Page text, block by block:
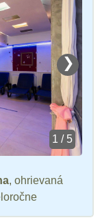
❯
1 / 5
, ohrievaná